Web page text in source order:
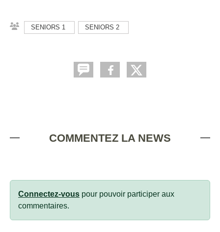
SENIORS 1 SENIORS 2
COMMENTEZ LA NEWS
Connectez-vous pour pouvoir participer aux
commentaires.